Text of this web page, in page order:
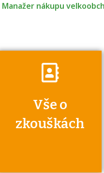
Manažer nákupu
Vše o
zkouškách
o tom, kdo vás